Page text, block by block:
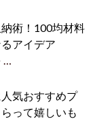
術！100均材料
アイデア
気おすすめプ
って嬉しいも